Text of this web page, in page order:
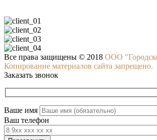
Все права защищены © 2018 ООО
Копирование материалов сайта запрещено.
Заказать звонок
Ваше имя
Ваш телефон